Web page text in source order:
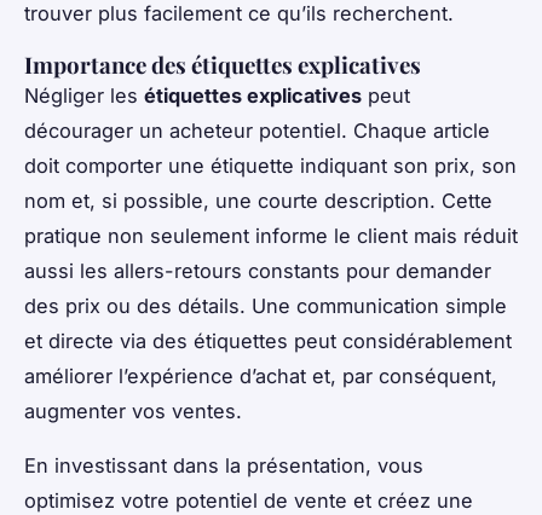
trouver plus facilement ce qu’ils recherchent.
Importance des étiquettes explicatives
Négliger les étiquettes explicatives peut
décourager un acheteur potentiel. Chaque article
doit comporter une étiquette indiquant son prix, son
nom et, si possible, une courte description. Cette
pratique non seulement informe le client mais réduit
aussi les allers-retours constants pour demander
des prix ou des détails. Une communication simple
et directe via des étiquettes peut considérablement
améliorer l’expérience d’achat et, par conséquent,
augmenter vos ventes.
En investissant dans la présentation, vous
optimisez votre potentiel de vente et créez une